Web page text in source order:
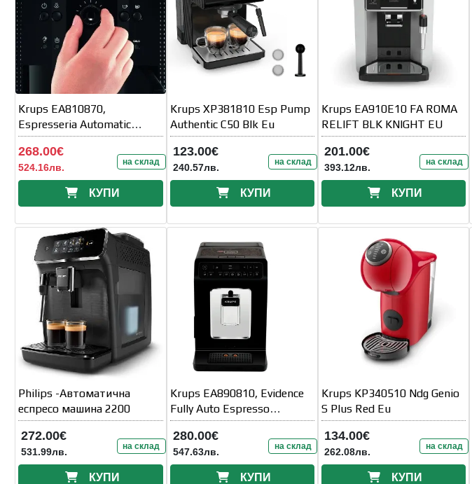
Krups EA810870,
Espresseria Automatic
Manual
268.00€
524.16лв. на склад
КУПИ
Krups XP381810 Esp Pump
Authentic C50 Blk Eu
123.00€
240.57лв. на склад
КУПИ
Krups EA910E10 FA ROMA
RELIFT BLK KNIGHT EU
201.00€
393.12лв. на склад
КУПИ
Philips -Автоматична
еспресо машина 2200
272.00€
531.99лв. на склад
КУПИ
Krups EA890810, Evidence
Fully Auto Espresso
Machine, 1450W, Led
display, 2.3l
280.00€
547.63лв. на склад
КУПИ
Krups KP340510 Ndg Genio
S Plus Red Eu
134.00€
262.08лв. на склад
КУПИ